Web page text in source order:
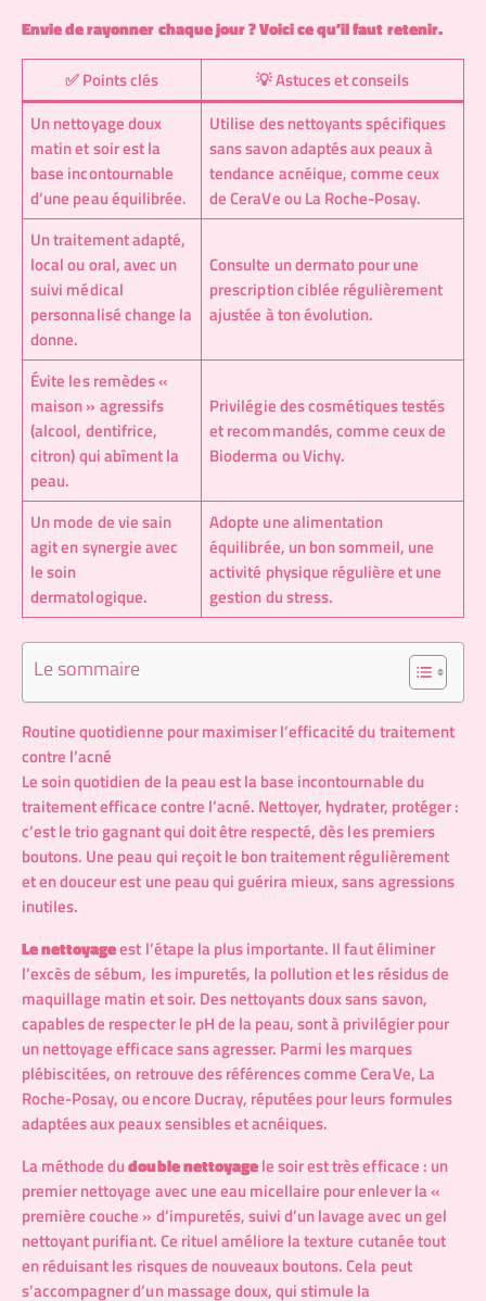
Envie de rayonner chaque jour ? Voici ce qu’il faut retenir.
✅ Points clés
💡 Astuces et conseils
Un nettoyage doux
matin et soir est la
base incontournable
d’une peau équilibrée.
Utilise des nettoyants spécifiques
sans savon adaptés aux peaux à
tendance acnéique, comme ceux
de CeraVe ou La Roche-Posay.
Un traitement adapté,
local ou oral, avec un
suivi médical
personnalisé change la
donne.
Consulte un dermato pour une
prescription ciblée régulièrement
ajustée à ton évolution.
Évite les remèdes «
maison » agressifs
(alcool, dentifrice,
citron) qui abîment la
peau.
Privilégie des cosmétiques testés
et recommandés, comme ceux de
Bioderma ou Vichy.
Un mode de vie sain
agit en synergie avec
le soin
dermatologique.
Adopte une alimentation
équilibrée, un bon sommeil, une
activité physique régulière et une
gestion du stress.
Le sommaire
Routine quotidienne pour maximiser l’efficacité du traitement
contre l’acné
Le soin quotidien de la peau est la base incontournable du
traitement efficace contre l’acné. Nettoyer, hydrater, protéger :
c’est le trio gagnant qui doit être respecté, dès les premiers
boutons. Une peau qui reçoit le bon traitement régulièrement
et en douceur est une peau qui guérira mieux, sans agressions
inutiles.
Le nettoyageest l’étape la plus importante. Il faut éliminer
l’excès de sébum, les impuretés, la pollution et les résidus de
maquillage matin et soir. Des nettoyants doux sans savon,
capables de respecter le pH de la peau, sont à privilégier pour
un nettoyage efficace sans agresser. Parmi les marques
plébiscitées, on retrouve des références comme CeraVe, La
Roche-Posay, ou encore Ducray, réputées pour leurs formules
adaptées aux peaux sensibles et acnéiques.
La méthode dudouble nettoyagele soir est très efficace : un
premier nettoyage avec une eau micellaire pour enlever la «
première couche » d’impuretés, suivi d’un lavage avec un gel
nettoyant purifiant. Ce rituel améliore la texture cutanée tout
en réduisant les risques de nouveaux boutons. Cela peut
s’accompagner d’un massage doux, qui stimule la